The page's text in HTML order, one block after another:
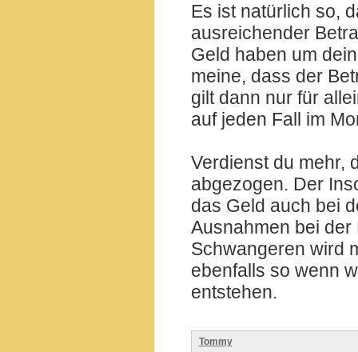
Es ist natürlich so,
ausreichender
Geld haben um
meine, dass der
gilt dann nur für
auf jeden Fall im
Verdienst du mehr,
abgezogen. Der
das Geld auch bei
Ausnahmen bei
Schwangeren wird
ebenfalls so wenn
entstehen.
Tommy